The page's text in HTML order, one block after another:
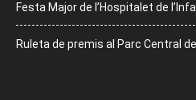
Festa Major de l’Hospitalet de
Ruleta de premis al Parc Central